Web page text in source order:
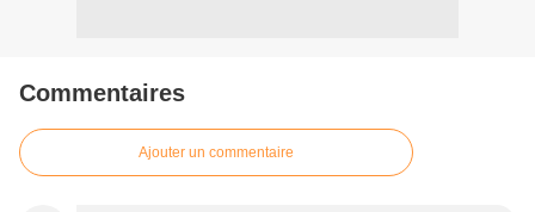
Commentaires
Ajouter un commentaire